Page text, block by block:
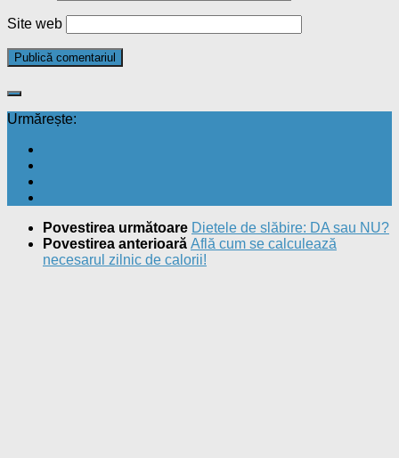
Site web
Urmărește:
Povestirea următoare Dietele de slăbire: DA sau NU?
Povestirea anterioară Află cum se calculează
necesarul zilnic de calorii!